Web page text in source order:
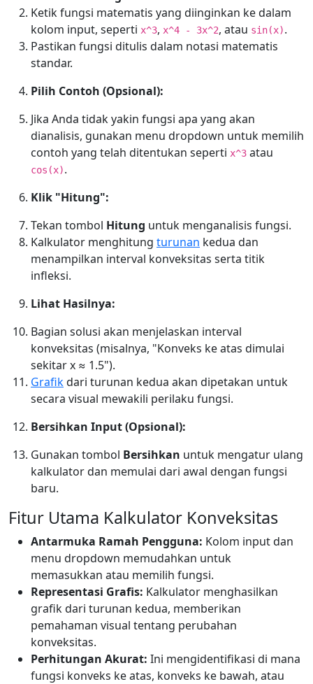
Ketik fungsi matematis yang diinginkan ke dalam
kolom input, seperti x^3, x^4 - 3x^2, atau sin(x).
Pastikan fungsi ditulis dalam notasi matematis
standar.
Pilih Contoh (Opsional):
Jika Anda tidak yakin fungsi apa yang akan
dianalisis, gunakan menu dropdown untuk memilih
contoh yang telah ditentukan seperti x^3 atau
cos(x).
Klik "Hitung":
Tekan tombol Hitung untuk menganalisis fungsi.
Kalkulator menghitung turunan kedua dan
menampilkan interval konveksitas serta titik
infleksi.
Lihat Hasilnya:
Bagian solusi akan menjelaskan interval
konveksitas (misalnya, "Konveks ke atas dimulai
sekitar x ≈ 1.5").
Grafikdari turunan kedua akan dipetakan untuk
secara visual mewakili perilaku fungsi.
Bersihkan Input (Opsional):
Gunakan tombol Bersihkan untuk mengatur ulang
kalkulator dan memulai dari awal dengan fungsi
baru.
Fitur Utama Kalkulator Konveksitas
Antarmuka Ramah Pengguna: Kolom input dan
menu dropdown memudahkan untuk
memasukkan atau memilih fungsi.
Representasi Grafis: Kalkulator menghasilkan
grafik dari turunan kedua, memberikan
pemahaman visual tentang perubahan
konveksitas.
Perhitungan Akurat: Ini mengidentifikasi di mana
fungsi konveks ke atas, konveks ke bawah, atau